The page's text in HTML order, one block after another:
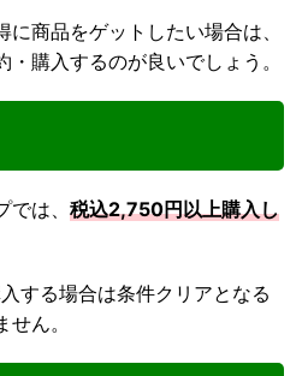
商品をゲットしたい場合は、
購入するのが良いでしょう。
は、 税込2,750円以上購入し
する場合は条件クリアとなる
ん。